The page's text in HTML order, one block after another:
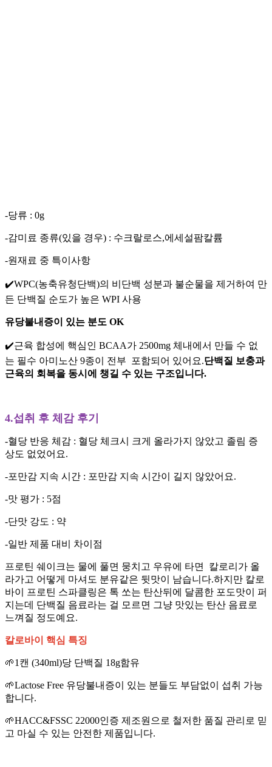
-당류 : 0g
-감미료 종류(있을 경우) : 수크랄로스,에세설팜칼륨
-원재료 중 특이사항
✔️WPC(농축유청단백)의 비단백 성분과 불순물을 제거하여 만
든 단백질 순도가 높은 WPI 사용
유당불내증이 있는 분도 OK
✔️근육 합성에 핵심인 BCAA가 2500mg 체내에서 만들 수 없
는 필수 아미노산 9종이 전부 포함되어 있어요.단백질 보충과
근육의 회복을 동시에 챙길 수 있는 구조입니다.
4.섭취 후 체감 후기
-혈당 반응 체감 : 혈당 체크시 크게 올라가지 않았고 졸림 증
상도 없었어요.
-포만감 지속 시간 : 포만감 지속 시간이 길지 않았어요.
-맛 평가 : 5점
-단맛 강도 : 약
-일반 제품 대비 차이점
프로틴 쉐이크는 물에 풀면 뭉치고 우유에 타면 칼로리가 올
라가고 어떻게 마셔도 분유같은 뒷맛이 남습니다.하지만 칼로
바이 프로틴 스파클링은 톡 쏘는 탄산뒤에 달콤한 포도맛이 퍼
지는데 단백질 음료라는 걸 모르면 그냥 맛있는 탄산 음료로
느껴질 정도예요.
칼로바이 핵심 특징
🌱1캔 (340ml)당 단백질 18g함유
🌱Lactose Free 유당불내증이 있는 분들도 부담없이 섭취 가능
합니다.
🌱HACC&FSSC 22000인증 제조원으로 철저한 품질 관리로 믿
고 마실 수 있는 안전한 제품입니다.